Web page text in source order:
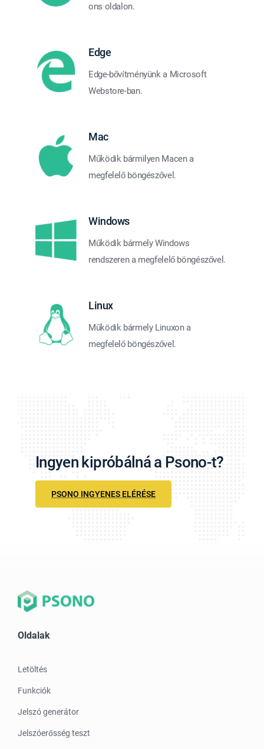
ons oldalon.
Edge
Edge-bővítményünk a Microsoft
Webstore-ban.
Mac
Működik bármilyen Macen a
megfelelő böngészővel.
Windows
Működik bármely Windows
rendszeren a megfelelő böngészővel.
Linux
Működik bármely Linuxon a
megfelelő böngészővel.
Ingyen kipróbálná a Psono-t?
PSONO INGYENES ELÉRÉSE
Oldalak
Letöltés
Funkciók
Jelszó generátor
Jelszóerősség teszt